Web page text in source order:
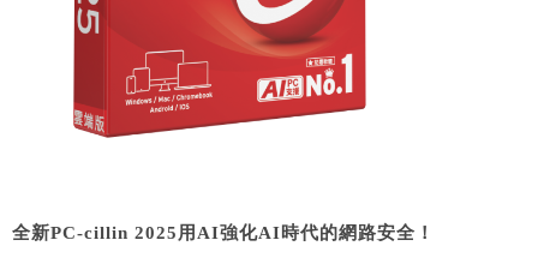
全新PC-cillin 2025用AI強化AI時代的網路安全！